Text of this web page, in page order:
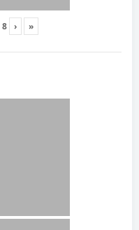
8 › »